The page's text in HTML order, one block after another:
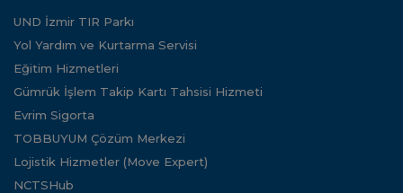
UND İzmir TIR Parkı
Yol Yardım ve Kurtarma Servisi
Eğitim Hizmetleri
Gümrük İşlem Takip Kartı Tahsisi Hizmeti
Evrim Sigorta
TOBBUYUM Çözüm Merkezi
Lojistik Hizmetler (Move Expert)
NCTSHub